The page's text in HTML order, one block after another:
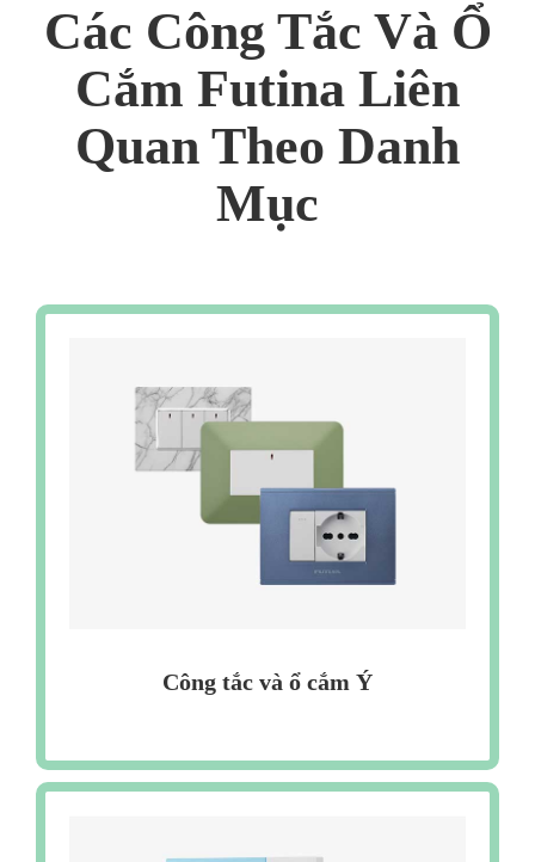
Các Công Tắc Và Ổ
Cắm Futina Liên
Quan Theo Danh
Mục
Công tắc và ổ cắm Ý